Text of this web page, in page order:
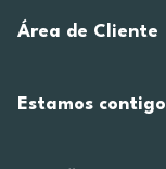
Área de Cliente
Estamos contigo